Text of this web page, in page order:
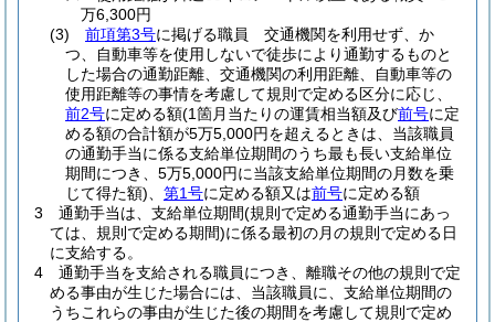
万6,300円
(3)
前項第3号に掲げる職員 交通機関を利用せず、か
つ、自動車等を使用しないで徒歩により通勤するものと
した場合の通勤距離、交通機関の利用距離、自動車等の
使用距離等の事情を考慮して規則で定める区分に応じ、
前2号に定める額(1箇月当たりの運賃相当額及び前号に定
める額の合計額が5万5,000円を超えるときは、当該職員
の通勤手当に係る支給単位期間のうち最も長い支給単位
期間につき、5万5,000円に当該支給単位期間の月数を乗
じて得た額)
第1号に定める額又は前号に定める額
3
通勤手当は、支給単位期間(規則で定める通勤手当にあっ
ては、規則で定める期間)に係る最初の月の規則で定める日
に支給する。
4
通勤手当を支給される職員につき、離職その他の規則で定
める事由が生じた場合には、当該職員に、支給単位期間の
うちこれらの事由が生じた後の期間を考慮して規則で定め